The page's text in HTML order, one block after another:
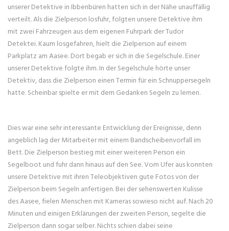
unserer Detektive in Ibbenbüren hatten sich in der Nähe unauffällig
verteilt. Als die Zielperson losfuhr, folgten unsere Detektive ihm
mit zwei Fahrzeugen aus dem eigenen Fuhrpark der Tudor
Detektei. Kaum losgefahren, hielt die Zielperson auf einem
Parkplatz am Aasee. Dort begab er sich in die Segelschule. Einer
unserer Detektive folgte ihm. In der Segelschule hörte unser
Detektiv, dass die Zielperson einen Termin für ein Schnuppersegeln
hatte. Scheinbar spielte er mit dem Gedanken Segeln zu lernen.
Dies war eine sehr interessante Entwicklung der Ereignisse, denn
angeblich lag der Mitarbeiter mit einem Bandscheibenvorfall im
Bett. Die Zielperson bestieg mit einer weiteren Person ein
Segelboot und fuhr dann hinaus auf den See. Vom Ufer aus konnten
unsere Detektive mit ihren Teleobjektiven gute Fotos von der
Zielperson beim Segeln anfertigen. Bei der sehenswerten Kulisse
des Aasee, fielen Menschen mit Kameras sowieso nicht auf. Nach 20
Minuten und einigen Erklärungen der zweiten Person, segelte die
Zielperson dann sogar selber. Nichts schien dabei seine